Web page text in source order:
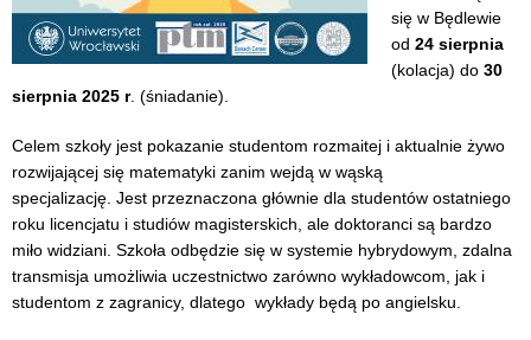
się w Będlewie
od 24 sierpnia
(kolacja) do 30
sierpnia 2025 r. (śniadanie).
Celem szkoły jest pokazanie studentom rozmaitej i aktualnie żywo
rozwijającej się matematyki zanim wejdą w wąską
specjalizację. Jest przeznaczona głównie dla studentów ostatniego
roku licencjatu i studiów magisterskich, ale doktoranci są bardzo
miło widziani. Szkoła odbędzie się w systemie hybrydowym, zdalna
transmisja umożliwia uczestnictwo zarówno wykładowcom, jak i
studentom z zagranicy, dlatego wykłady będą po angielsku.